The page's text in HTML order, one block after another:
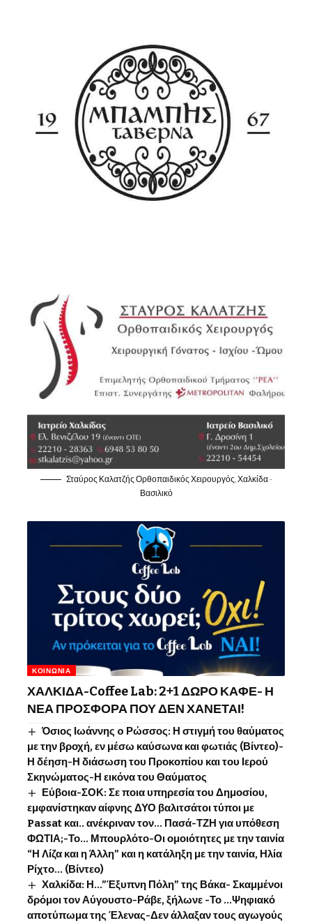
Σταύρος Καλατζής Ορθοπαιδικός Χειρουργός, Χαλκίδα -
Βασιλικό
ΚΟΙΝΩΝΊΑ
ΧΑΛΚΙΔΑ-Coffee Lab: 2+1 ΔΩΡΟ ΚΑΦΕ- Η
ΝΕΑ ΠΡΟΣΦΟΡΑ ΠΟΥ ΔΕΝ ΧΑΝΕΤΑΙ!
Όσιος Ιωάννης o Ρώσσος: Η στιγμή του θαύματος
με την βροχή, εν μέσω καύσωνα και φωτιάς (Βίντεο)-
Η δέηση-Η διάσωση του Προκοπίου και του Ιερού
Σκηνώματος-Η εικόνα του Θαύματος
Εύβοια-ΣΟΚ: Σε ποια υπηρεσία του Δημοσίου,
εμφανίστηκαν αίφνης ΔΥΟ βαλιτσάτοι τύποι με
Passat και.. ανέκριναν τον… Πασά-ΤΖΗ για υπόθεση
ΦΩΤΙΑ;-Το… Μπουρλότο-Οι ομοιότητες με την ταινία
“Η Λίζα και η Άλλη” και η κατάληξη με την ταινία, Ηλία
Ρίχτο… (Βίντεο)
Χαλκίδα: Η…”Έξυπνη Πόλη” της Βάκα- Σκαμμένοι
δρόμοι τον Αύγουστο-Ράβε, ξήλωνε -Το …Ψηφιακό
αποτύπωμα της Έλενας-Δεν άλλαξαν τους αγωγούς